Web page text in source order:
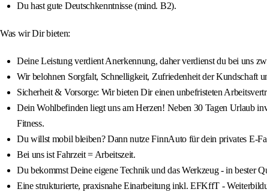
Du hast gute Deutschkenntnisse (mind. B2).
Was wir Dir bieten:
Deine Leistung verdient Anerkennung, daher verdienst du bei uns
Wir belohnen Sorgfalt, Schnelligkeit, Zufriedenheit der Kundschaft
Sicherheit & Vorsorge: Wir bieten Dir einen unbefristeten
Dein Wohlbefinden liegt uns am Herzen! Neben 30 Tagen Urlaub
Fitness.
Du willst mobil bleiben? Dann nutze FinnAuto für dein privates E-
Bei uns ist Fahrzeit = Arbeitszeit.
Du bekommst Deine eigene Technik und das Werkzeug - in bester
Eine strukturierte, praxisnahe Einarbeitung inkl. EFKffT -